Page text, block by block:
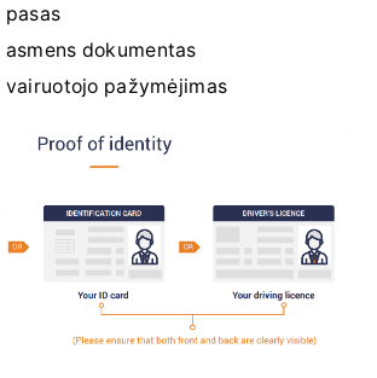
pasas
asmens dokumentas
vairuotojo pažymėjimas